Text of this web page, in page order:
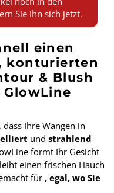
Sie ihn sich jetzt.
einen
konturierten
& Blush
Ihre Wangen in
und strahlend
formt Ihr Gesicht
einen frischen Hauch
für , egal, wo Sie